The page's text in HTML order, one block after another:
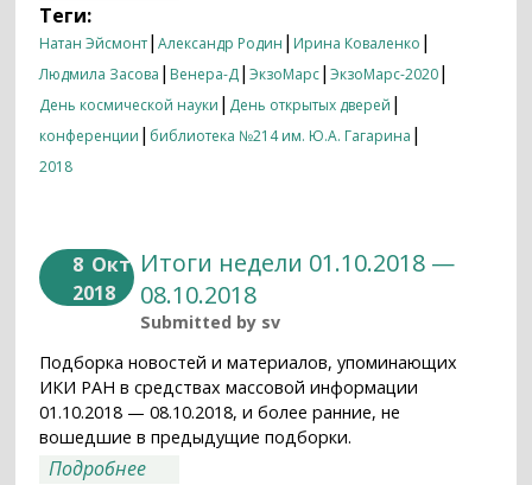
Теги:
Натан Эйсмонт|Александр Родин | Ирина Коваленко |
Людмила Засова | Венера-Д|ЭкзоМарс|ЭкзоМарс-2020|
День космической науки | День открытых дверей |
конференции | библиотека №214 им. Ю.А. Гагарина |
2018
8 Окт
2018
Итоги недели 01.10.2018 —
08.10.2018
Submitted by sv
Подборка новостей и материалов, упоминающих
ИКИ РАН в средствах массовой информации
01.10.2018 — 08.10.2018, и более ранние, не
вошедшие в предыдущие подборки.
Подробнее